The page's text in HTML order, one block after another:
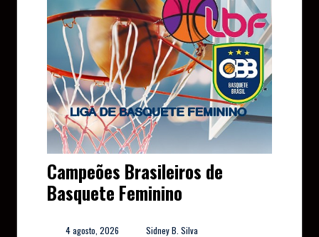
Campeões Brasileiros de
Basquete Feminino
4 agosto, 2026 Sidney B. Silva